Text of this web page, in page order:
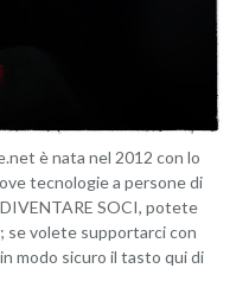
è nata nel 2012 con lo
tecnologie a persone di
SOCI, potete
; se volete supportarci con
modo sicuro il tasto qui di